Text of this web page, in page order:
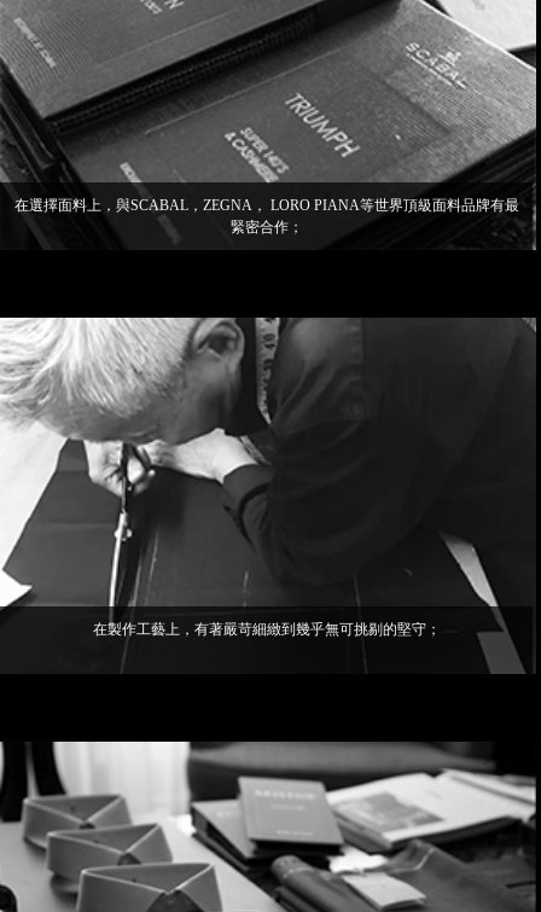
在選擇面料上，與SCABAL，ZEGNA， LORO PIANA等世界頂級面料品牌有最
緊密合作；
在製作工藝上，有著嚴苛細緻到幾乎無可挑剔的堅守；